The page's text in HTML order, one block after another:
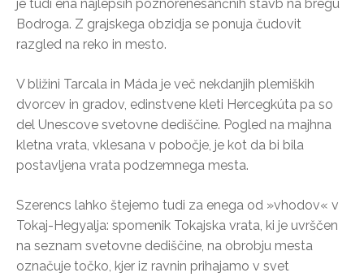
je tudi ena najlepših poznorenesančnih stavb na bregu
Bodroga. Z grajskega obzidja se ponuja čudovit
razgled na reko in mesto.
V bližini Tarcala in Máda je več nekdanjih plemiških
dvorcev in gradov, edinstvene kleti Hercegkúta pa so
del Unescove svetovne dediščine. Pogled na majhna
kletna vrata, vklesana v pobočje, je kot da bi bila
postavljena vrata podzemnega mesta.
Szerencs lahko štejemo tudi za enega od »vhodov« v
Tokaj-Hegyalja: spomenik Tokajska vrata, ki je uvrščen
na seznam svetovne dediščine, na obrobju mesta
označuje točko, kjer iz ravnin prihajamo v svet